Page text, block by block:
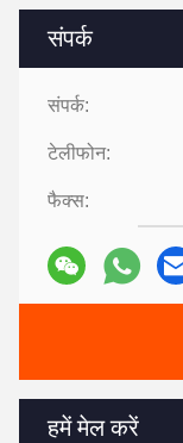
संपर्क
संपर्क:
टेलीफोन:
फैक्स:
हमें मेल करें